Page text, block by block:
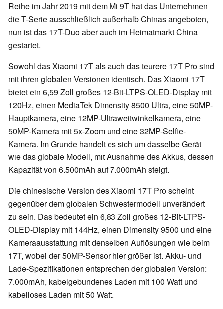
Reihe im Jahr 2019 mit dem Mi 9T hat das Unternehmen
die T-Serie ausschließlich außerhalb Chinas angeboten,
nun ist das 17T-Duo aber auch im Heimatmarkt China
gestartet.
Sowohl das Xiaomi 17T als auch das teurere 17T Pro sind
mit ihren globalen Versionen identisch. Das Xiaomi 17T
bietet ein 6,59 Zoll großes 12-Bit-LTPS-OLED-Display mit
120Hz, einen MediaTek Dimensity 8500 Ultra, eine 50MP-
Hauptkamera, eine 12MP-Ultraweitwinkelkamera, eine
50MP-Kamera mit 5x-Zoom und eine 32MP-Selfie-
Kamera. Im Grunde handelt es sich um dasselbe Gerät
wie das globale Modell, mit Ausnahme des Akkus, dessen
Kapazität von 6.500mAh auf 7.000mAh steigt.
Die chinesische Version des Xiaomi 17T Pro scheint
gegenüber dem globalen Schwestermodell unverändert
zu sein. Das bedeutet ein 6,83 Zoll großes 12-Bit-LTPS-
OLED-Display mit 144Hz, einen Dimensity 9500 und eine
Kameraausstattung mit denselben Auflösungen wie beim
17T, wobei der 50MP-Sensor hier größer ist. Akku- und
Lade-Spezifikationen entsprechen der globalen Version:
7.000mAh, kabelgebundenes Laden mit 100 Watt und
kabelloses Laden mit 50 Watt.